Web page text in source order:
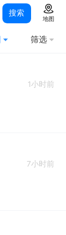
搜索
地图
筛选
1小时前
7小时前